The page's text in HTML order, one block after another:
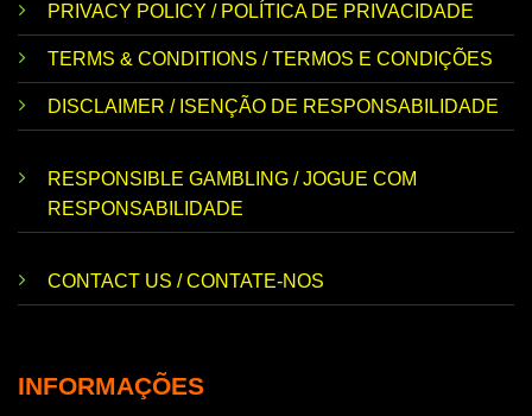
PRIVACY POLICY / POLÍTICA DE PRIVACIDADE
TERMS & CONDITIONS / TERMOS E CONDIÇÕES
DISCLAIMER / ISENÇÃO DE RESPONSABILIDADE
RESPONSIBLE GAMBLING / JOGUE COM
RESPONSABILIDADE
CONTACT US / CONTATE-NOS
INFORMAÇÕES